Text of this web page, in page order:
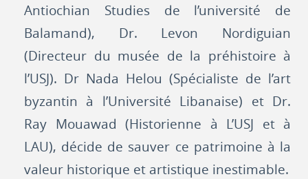
Antiochian Studies de l’université de
Balamand), Dr. Levon Nordiguian
(Directeur du musée de la préhistoire à
l’USJ). Dr Nada Helou (Spécialiste de l’art
byzantin à l’Université Libanaise) et Dr.
Ray Mouawad (Historienne à L’USJ et à
LAU), décide de sauver ce patrimoine à la
valeur historique et artistique inestimable.